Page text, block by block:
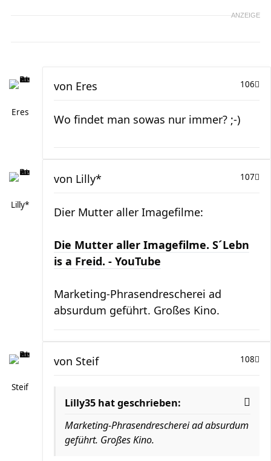
ANZEIGE
Eres
106
von Eres
Wo findet man sowas nur immer? ;-)
Lilly*
107
von Lilly*
Dier Mutter aller Imagefilme:
Die Mutter aller Imagefilme. S´Lebn
is a Freid. - YouTube
Marketing-Phrasendrescherei ad
absurdum geführt. Großes Kino.
Steif
108
von Steif
Lilly35 hat geschrieben:
Marketing-Phrasendrescherei ad absurdum
geführt. Großes Kino.